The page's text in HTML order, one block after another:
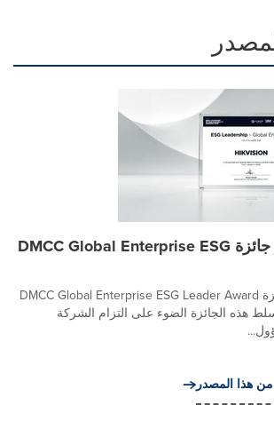
Hikvision تحصد جائزة DMCC Global Enterprise ESG
حصدت Hikvision جائزة DMCC Global Enterprise ESG Leader Award
هذه الجائزة الضوء على التزام الشركة
هذا المصدر